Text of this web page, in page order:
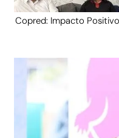
Copred: Impacto